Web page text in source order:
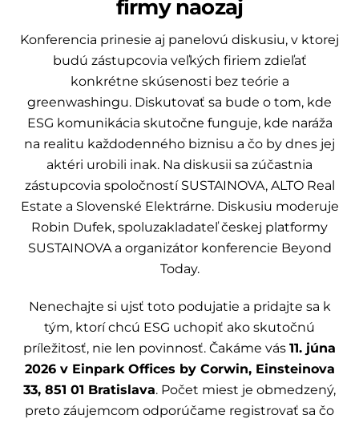
firmy naozaj
Konferencia prinesie aj panelovú diskusiu, v ktorej
budú zástupcovia veľkých firiem zdieľať
konkrétne skúsenosti bez teórie a
greenwashingu. Diskutovať sa bude o tom, kde
ESG komunikácia skutočne funguje, kde naráža
na realitu každodenného biznisu a čo by dnes jej
aktéri urobili inak. Na diskusii sa zúčastnia
zástupcovia spoločností SUSTAINOVA, ALTO Real
Estate a Slovenské Elektrárne. Diskusiu moderuje
Robin Dufek, spoluzakladateľ českej platformy
SUSTAINOVA a organizátor konferencie Beyond
Today.
Nenechajte si ujsť toto podujatie a pridajte sa k
tým, ktorí chcú ESG uchopiť ako skutočnú
príležitosť, nie len povinnosť. Čakáme vás 11. júna
2026 v Einpark Offices by Corwin, Einsteinova
33, 851 01 Bratislava. Počet miest je obmedzený,
preto záujemcom odporúčame registrovať sa čo